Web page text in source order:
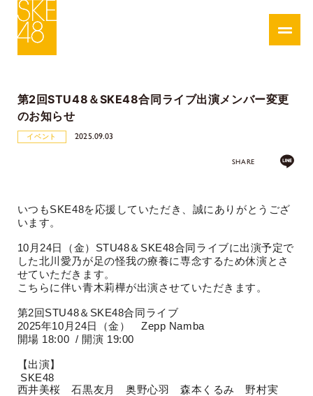
第2回STU48＆SKE48合同ライブ出演メンバー変更
のお知らせ
イベント 2025.09.03
SHARE
いつもSKE48を応援していただき、誠にありがとうござ
います。
10月24日（金）STU48＆SKE48合同ライブに出演予定で
した北川愛乃が足の怪我の療養に専念するため休演とさ
せていただきます。
こちらに伴い青木莉樺が出演させていただきます。
第2回STU48＆SKE48合同ライブ
2025年10月24日（金） Zepp Namba
開場 18:00 / 開演 19:00
【出演】
SKE48
西井美桜 石黒友月 奥野心羽 森本くるみ 野村実